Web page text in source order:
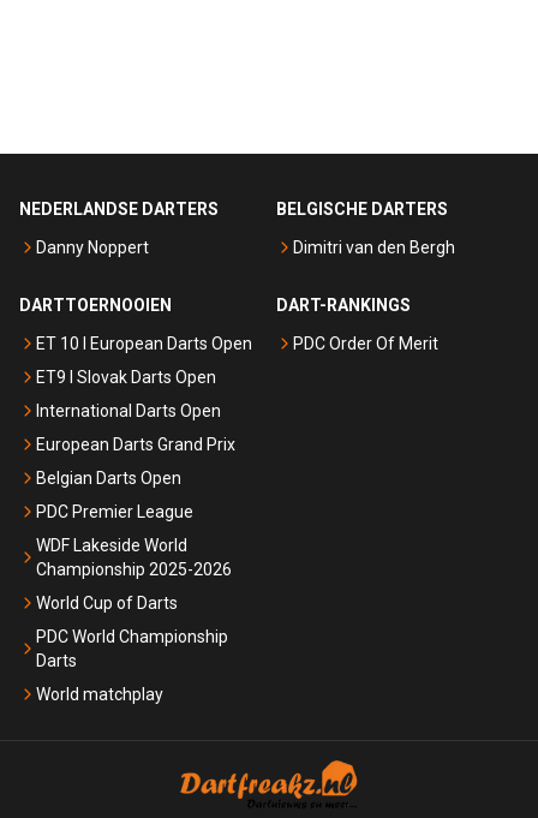
NEDERLANDSE DARTERS
Danny Noppert
BELGISCHE DARTERS
Dimitri van den Bergh
DARTTOERNOOIEN
ET 10 I European Darts Open
ET9 I Slovak Darts Open
International Darts Open
European Darts Grand Prix
Belgian Darts Open
PDC Premier League
WDF Lakeside World
Championship 2025-2026
World Cup of Darts
PDC World Championship
Darts
World matchplay
DART-RANKINGS
PDC Order Of Merit